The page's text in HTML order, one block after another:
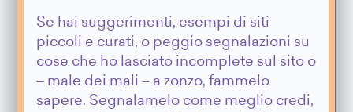
Se hai suggerimenti, esempi di siti
piccoli e curati, o peggio segnalazioni su
cose che ho lasciato incomplete sul sito o
– male dei mali – a zonzo, fammelo
sapere. Segnalamelo come meglio credi,